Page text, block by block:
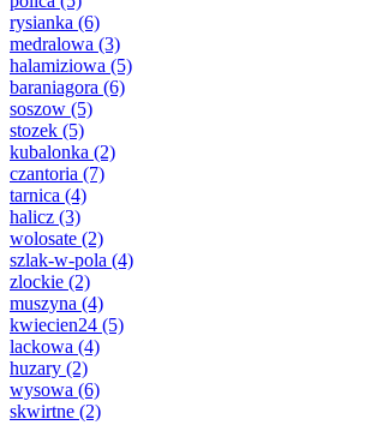
rysianka (6)
medralowa (3)
halamiziowa (5)
baraniagora (6)
soszow (5)
stozek (5)
kubalonka (2)
czantoria (7)
tarnica (4)
halicz (3)
wolosate (2)
szlak-w-pola (4)
zlockie (2)
muszyna (4)
kwiecien24 (5)
lackowa (4)
huzary (2)
wysowa (6)
skwirtne (2)